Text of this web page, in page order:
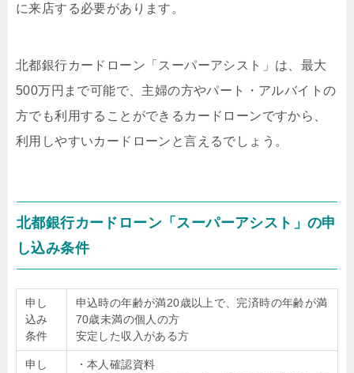
に来店する必要があります。
北都銀行カードローン「スーパーアシスト」は、最大
500万円まで可能で、主婦の方やパート・アルバイトの
方でも利用することができるカードローンですから、
利用しやすいカードローンと言えるでしょう。
北都銀行カードローン「スーパーアシスト」の申
し込み条件
申し
込み
条件
申込時の年齢が満20歳以上で、完済時の年齢が満
70歳未満の個人の方
安定した収入がある方
申し
・本人確認資料